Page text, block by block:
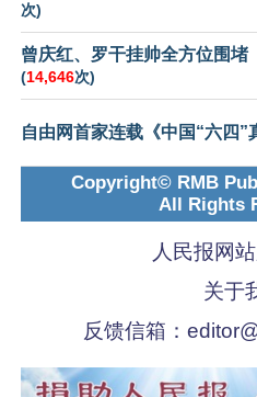
次)
曾庆红、罗干挂帅全方位围堵
(14,646次)
自由网首家连载《中国“六四”
Copyright© RMB
All Rights
人民报网
关于
反馈信箱：